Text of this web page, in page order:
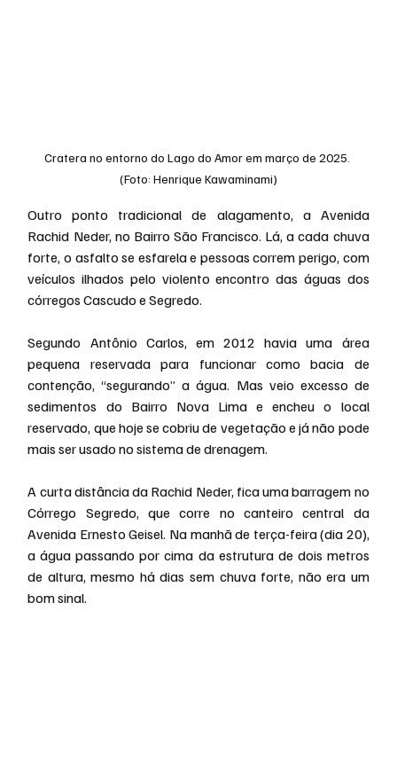
Cratera no entorno do Lago do Amor em março de 2025.
(Foto: Henrique Kawaminami)
Outro ponto tradicional de alagamento, a Avenida
Rachid Neder, no Bairro São Francisco. Lá, a cada chuva
forte, o asfalto se esfarela e pessoas correm perigo, com
veículos ilhados pelo violento encontro das águas dos
córregos Cascudo e Segredo.
Segundo Antônio Carlos, em 2012 havia uma área
pequena reservada para funcionar como bacia de
contenção, “segurando” a água. Mas veio excesso de
sedimentos do Bairro Nova Lima e encheu o local
reservado, que hoje se cobriu de vegetação e já não pode
mais ser usado no sistema de drenagem.
A curta distância da Rachid Neder, fica uma barragem no
Córrego Segredo, que corre no canteiro central da
Avenida Ernesto Geisel. Na manhã de terça-feira (dia 20),
a água passando por cima da estrutura de dois metros
de altura, mesmo há dias sem chuva forte, não era um
bom sinal.